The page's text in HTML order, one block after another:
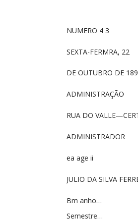
NUMERO 4 3
SEXTA-FERMRA, 22
DE OUTUBRO DE
ADMINISTRAÇÃO
RUA DO
ADMINISTRADOR
ea age ii
JULIO DA SILVA
Bm anho…
Semestre…